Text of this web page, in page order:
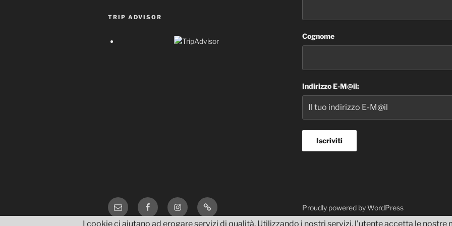
TRIP ADVISOR
Cognome
Indirizzo E-M@il:
Email FacebookInstagramTripAdvisor Proudly powered by WordPress
I cookie ci aiutano ad erogare servizi di qualità. Utilizzando i nostri servizi, l'utente accetta le nostre